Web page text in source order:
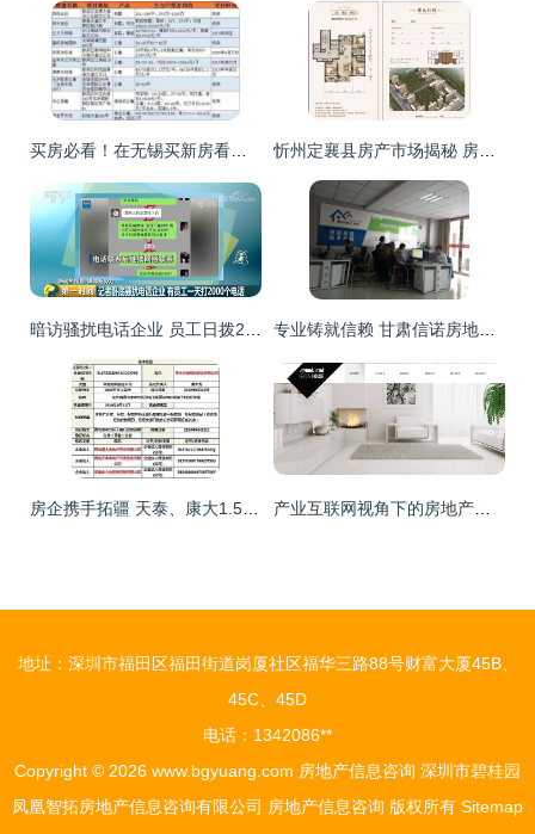
地址：深圳市福田区福田街道岗厦社区福华三路88号财富大厦45B、
45C、45D
电话：1342086**
Copyright © 2026 www.bgyuang.com 房地产信息咨询 深圳市碧桂园
凤凰智拓房地产信息咨询有限公司 房地产信息咨询 版权所有 Sitemap